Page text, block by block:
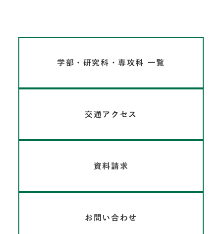
学部・研究科・専攻科 一覧
交通アクセス
資料請求
お問い合わせ